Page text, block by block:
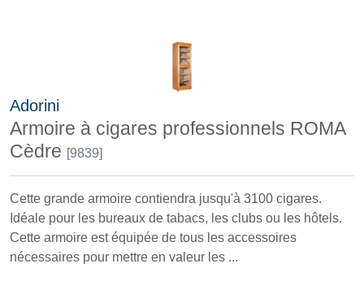
Adorini
Armoire à cigares professionnels ROMA
Cèdre [9839]
Cette grande armoire contiendra jusqu'à 3100 cigares.
Idéale pour les bureaux de tabacs, les clubs ou les hôtels.
Cette armoire est équipée de tous les accessoires
nécessaires pour mettre en valeur les ...